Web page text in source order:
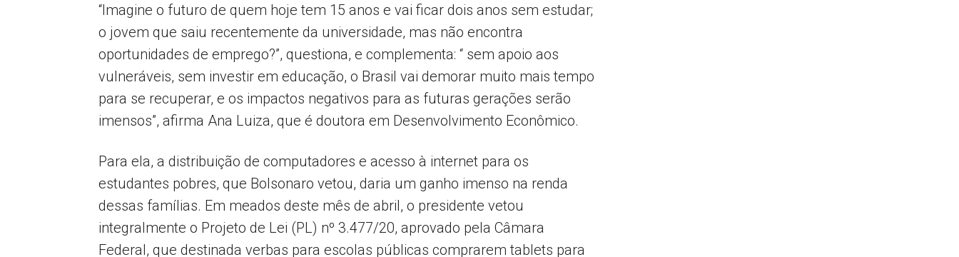
“Imagine o futuro de quem hoje tem 15 anos e vai ficar dois anos sem estudar;
o jovem que saiu recentemente da universidade, mas não encontra
oportunidades de emprego?”, questiona, e complementa: “ sem apoio aos
vulneráveis, sem investir em educação, o Brasil vai demorar muito mais tempo
para se recuperar, e os impactos negativos para as futuras gerações serão
imensos”, afirma Ana Luiza, que é doutora em Desenvolvimento Econômico.
Para ela, a distribuição de computadores e acesso à internet para os
estudantes pobres, que Bolsonaro vetou, daria um ganho imenso na renda
dessas famílias. Em meados deste mês de abril, o presidente vetou
integralmente o Projeto de Lei (PL) nº 3.477/20, aprovado pela Câmara
Federal, que destinada verbas para escolas públicas comprarem tablets para